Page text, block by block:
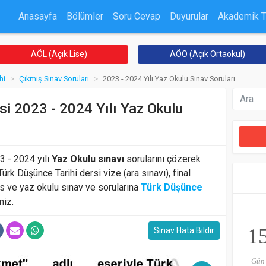
Anasayfa Bölümler Soru Cevap Duyurular Akademik
AÖL (Açık Lise) AÖO (Açık Ortaokul)
Çıkmış Sınav Soruları 2023 - 2024 Yılı Yaz Okulu Sınav Soruları
2023 - 2024 Yılı Yaz Okulu
- 2024 yılı Yaz Okulu sınavı sorularını çözerek
Düşünce Tarihi dersi vize (ara sınavı), final
ve yaz okulu sınav ve sorularına Türk Düşünce
Sınav Hata Bildir
Gün